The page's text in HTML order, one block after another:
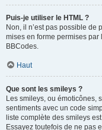
Puis-je utiliser le HTML ?
Non, il n’est pas possible de
mises en forme permises
BBCodes.
Haut
Que sont les smileys ?
Les smileys, ou émoticônes,
sentiments avec un code
liste complète des smileys
Essayez toutefois de ne pas